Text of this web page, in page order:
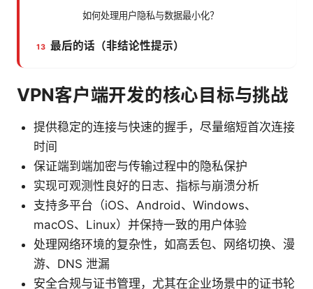
如何处理用户隐私与数据最小化？
最后的话（非结论性提示）
VPN客户端开发的核心目标与挑战
提供稳定的连接与快速的握手，尽量缩短首次连接
时间
保证端到端加密与传输过程中的隐私保护
实现可观测性良好的日志、指标与崩溃分析
支持多平台（iOS、Android、Windows、
macOS、Linux）并保持一致的用户体验
处理网络环境的复杂性，如高丢包、网络切换、漫
游、DNS 泄漏
安全合规与证书管理，尤其在企业场景中的证书轮